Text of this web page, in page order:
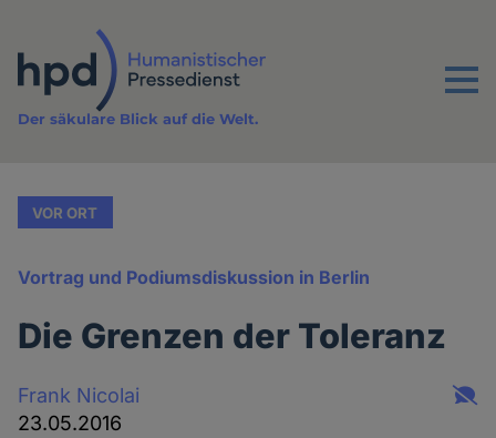
Inhalt
Menu
Der säkulare Blick auf die Welt.
VOR ORT
Vortrag und Podiumsdiskussion in Berlin
Die Grenzen der Toleranz
Frank Nicolai
23.05.2016